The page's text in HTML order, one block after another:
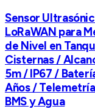
Sensor
LoRaWAN para
de Nivel en
Cisternas /
5m / IP67 /
Años /
BMS y Agua